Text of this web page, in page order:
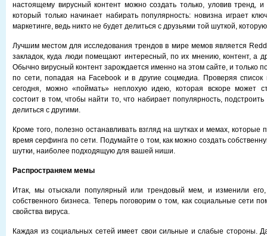
настоящему вирусный контент можно создать только, уловив тренд,
который только начинает набирать популярность: новизна играет
маркетинге, ведь никто не будет делиться с друзьями той шуткой,
Лучшим местом для исследования трендов в мире мемов является
закладок, куда люди помещают интересный, по их мнению, контент, а
Обычно вирусный контент зарождается именно на этом сайте, и только
по сети, попадая на Facebook и в другие соцмедиа. Проверяя список
сегодня, можно «поймать» неплохую идею, которая вскоре может
состоит в том, чтобы найти то, что набирает популярность,
делиться с другими.
Кроме того, полезно останавливать взгляд на шутках и мемах, которые
время серфинга по сети. Подумайте о том, как можно создать
шутки, наиболее подходящую для вашей ниши.
Распространяем мемы
Итак, мы отыскали популярный или трендовый мем, и изменили
собственного бизнеса. Теперь поговорим о том, как социальные сети
свойства вируса.
Каждая из социальных сетей имеет свои сильные и слабые стороны.